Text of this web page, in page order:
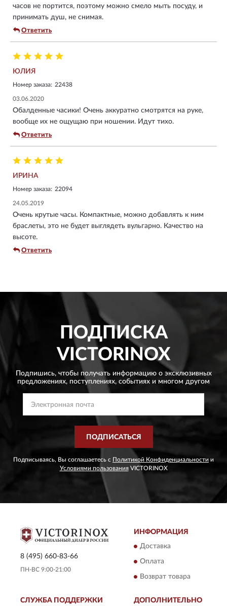
часов не портится, поэтому можно смело мыть посуду, и
принимать душ, не снимая.
Ответить
ЮЛИЯ
Номер заказа: 22438
03.06.2020
Обалденные часики! Очень аккуратно смотрятся на руке,
вообще их не ощущаю при ношении. Идут тихо.
Ответить
ИРИНА
Номер заказа: 22094
24.05.2019
Очень крутые часы. Компактные, можно добавлять к ним
браслеты, это не будет выглядеть вульгарно. Качество на
высоте.
Ответить
ПОДПИСКА
VICTORINOX
Подпишись, чтобы получать информацию о эксклюзивных
предложениях, поступлениях, событиях и многом другом
ПОДПИСАТЬСЯ
Подписываясь, Вы соглашаетесь с Политикой Конфиденциальности и
Условиями пользованияVICTORINOX
8 (495) 660-83-66
ПН-ВС 9:00-21:00
ИНФОРМАЦИЯ
Доставка
Оплата
Возврат товара
СЛУЖБА ПОДДЕРЖКИ ДОПОЛНИТЕЛЬНО